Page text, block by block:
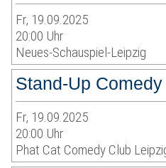
Fr, 19.09.2025
20:00 Uhr
Neues-Schauspiel-Leipzig
Stand-Up
Fr, 19.09.2025
20:00 Uhr
Phat Cat Comedy Club